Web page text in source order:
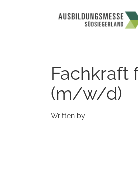
Fachkraft
(m/w/d)
Written by